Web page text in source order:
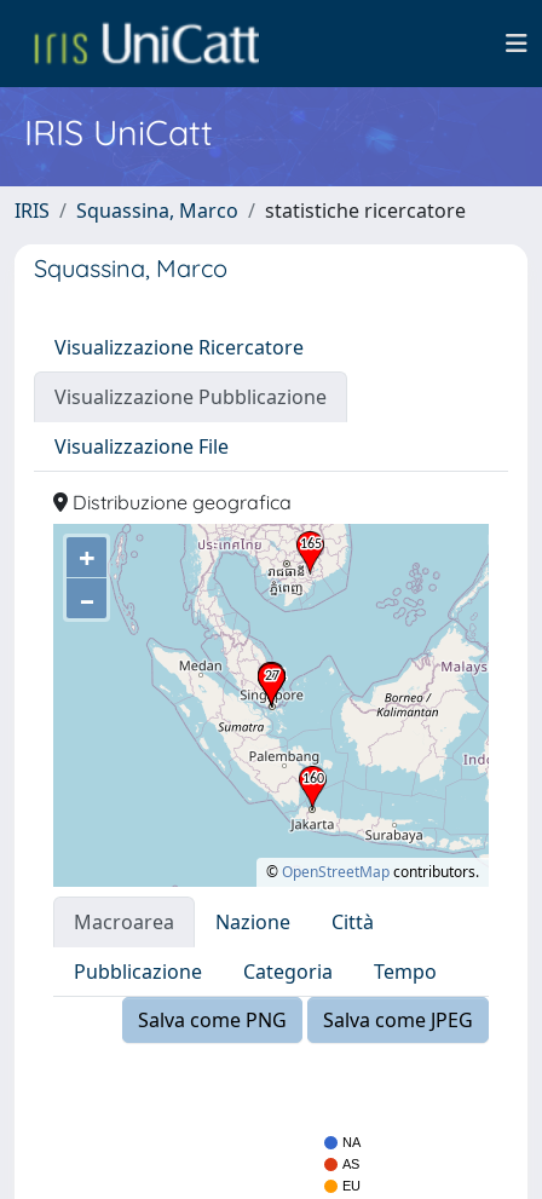
IRIS UniCatt
IRIS Squassina, Marco statistiche ricercatore
Squassina, Marco
Visualizzazione Ricercatore
Visualizzazione Pubblicazione
Visualizzazione File
Distribuzione geografica
+
–
©OpenStreetMapcontributors.
Macroarea Nazione
Città
Pubblicazione
Categoria
Tempo
Salva come PNG
Salva come JPEG
NA
AS
EU